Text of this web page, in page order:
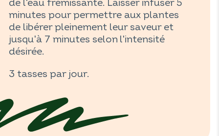
de l'eau frémissante. Laisser infuser 5
minutes pour permettre aux plantes
de libérer pleinement leur saveur et
jusqu'à 7 minutes selon l'intensité
désirée.
3 tasses par jour.